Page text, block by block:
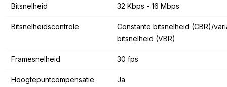
Bitsnelheid 32 Kbps - 16 Mbps
Bitsnelheidscontrole
Constante bitsnelheid (CBR)/
bitsnelheid (VBR)
Framesnelheid 30 fps
Hoogtepuntcompensatie
Ja